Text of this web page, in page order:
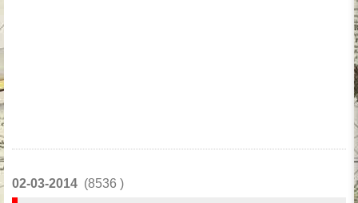
02-03-2014 (8536 )